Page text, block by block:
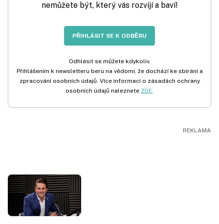
nemůžete být, který vás rozvíjí a baví!
PŘIHLÁSIT SE K ODBĚRU
Odhlásit se můžete kdykoliv.
Přihlášením k newsletteru beru na vědomí, že dochází ke sbírání a
zpracování osobních údajů. Více informací o zásadách ochrany
osobních údajů naleznete ZDE.